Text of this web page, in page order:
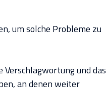
um solche Probleme zu
Verschlagwortung und das
an denen weiter